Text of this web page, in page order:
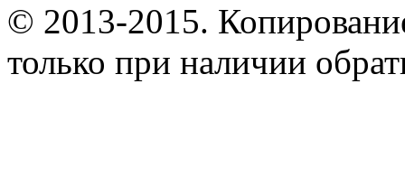
© 2013-2015.
только при наличии